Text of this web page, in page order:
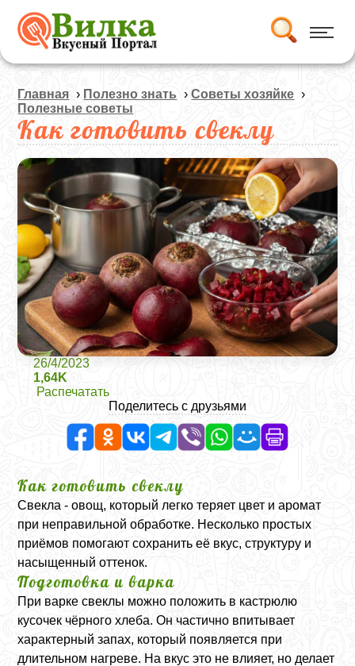
Главная › Полезно знать ›Советы хозяйке ›
Полезные советы
Как готовить свеклу
26/4/2023
1,64K
Распечатать
Поделитесь с друзьями
Как готовить свеклу
Свекла - овощ, который легко теряет цвет и аромат
при неправильной обработке. Несколько простых
приёмов помогают сохранить её вкус, структуру и
насыщенный оттенок.
Подготовка и варка
При варке свеклы можно положить в кастрюлю
кусочек чёрного хлеба. Он частично впитывает
характерный запах, который появляется при
длительном нагреве. На вкус это не влияет, но делает